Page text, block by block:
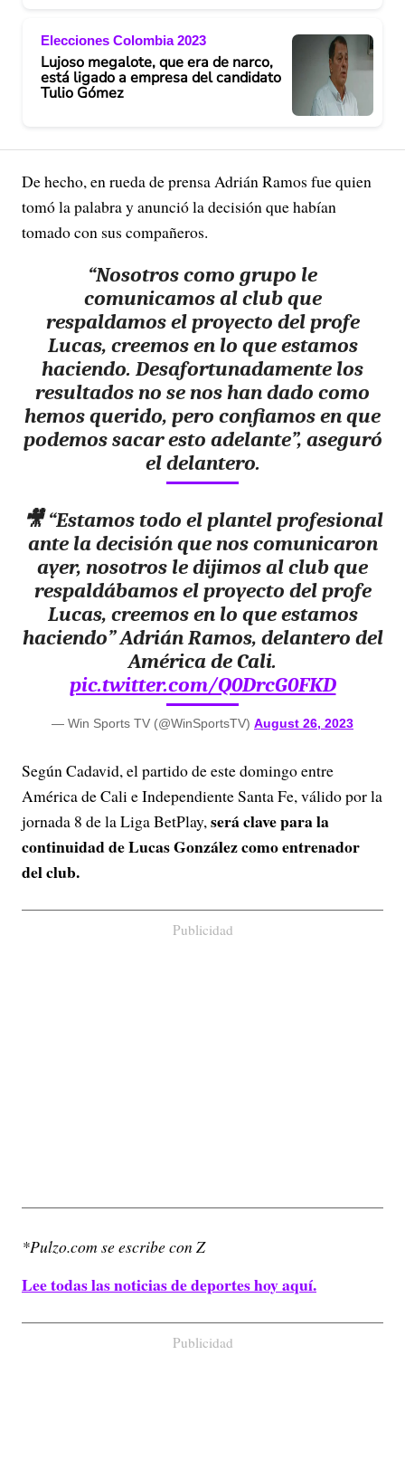
Elecciones Colombia 2023
Lujoso megalote, que era de narco,
está ligado a empresa del candidato
Tulio Gómez
De hecho, en rueda de prensa Adrián Ramos fue quien
tomó la palabra y anunció la decisión que habían
tomado con sus compañeros.
“Nosotros como grupo le
comunicamos al club que
respaldamos el proyecto del profe
Lucas, creemos en lo que estamos
haciendo. Desafortunadamente los
resultados no se nos han dado como
hemos querido, pero confiamos en que
podemos sacar esto adelante”, aseguró
el delantero.
🎥 “Estamos todo el plantel profesional
ante la decisión que nos comunicaron
ayer, nosotros le dijimos al club que
respaldábamos el proyecto del profe
Lucas, creemos en lo que estamos
haciendo” Adrián Ramos, delantero del
América de Cali.
pic.twitter.com/Q0DrcG0FKD
— Win Sports TV (@WinSportsTV) August 26, 2023
Según Cadavid, el partido de este domingo entre
América de Cali e Independiente Santa Fe, válido por la
jornada 8 de la Liga BetPlay,será clave para la
continuidad de Lucas González como entrenador
del club.
Publicidad
*Pulzo.com se escribe con Z
Lee todas las noticias de deportes hoy aquí.
Publicidad